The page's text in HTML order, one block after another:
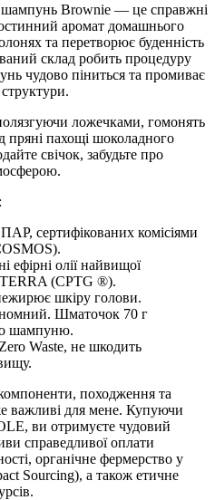
Brownie — це справжні
аромат домашнього
та перетворює буденність
склад робить процедуру
чудово піниться та промиває
ложечками, гомонять
пряні пахощі шоколадного
свічок, забудьте про
сертифікованих комісіями
ефірні олії найвищої
(CPTG ®).
шкіру голови.
Шматочок 70 г
шампуню.
Waste, не шкодить
походження та
важливі для мене. Купуючи
ви отримуєте чудовий
справедливої оплати
органічне фермерство у
Sourcing), а також етичне